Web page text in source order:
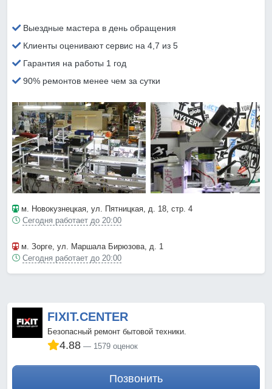
Выездные мастера в день обращения
Клиенты оценивают сервис на 4,7 из 5
Гарантия на работы 1 год
90% ремонтов менее чем за сутки
м. Новокузнецкая, ул. Пятницкая, д. 18, стр. 4
Сегодня работает до 20:00
м. Зорге, ул. Маршала Бирюзова, д. 1
Сегодня работает до 20:00
FIXIT.CENTER
Безопасный ремонт бытовой техники.
4.88 1579 оценок
Позвонить